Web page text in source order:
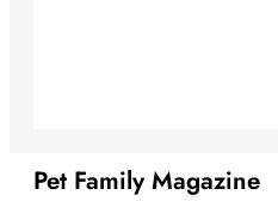
Pet Family Magazine